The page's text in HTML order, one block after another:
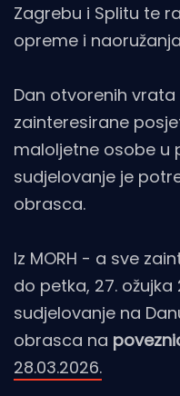
Zagrebu i Splitu te
opreme i
Dan otvorenih
zainteresirane
maloljetne osobe u
sudjelovanje je
obrasca.
Iz MORH - a sve
do petka, 27. ožujka
sudjelovanje na
obrasca na
28.03.2026.